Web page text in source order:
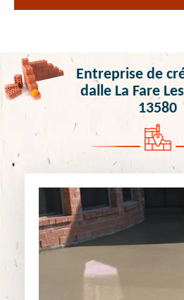
Entreprise de
dalle La Fare
13580